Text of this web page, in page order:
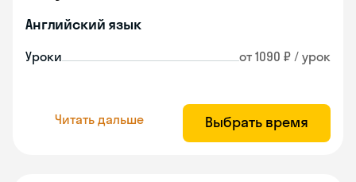
Английский язык
Уроки от 1090 ₽ / урок
Читать дальше Выбрать время